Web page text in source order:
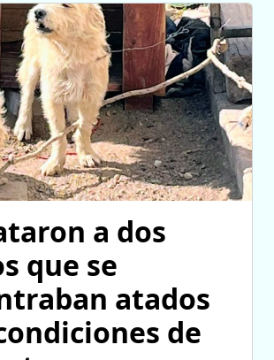
a dos
que se
atados
de